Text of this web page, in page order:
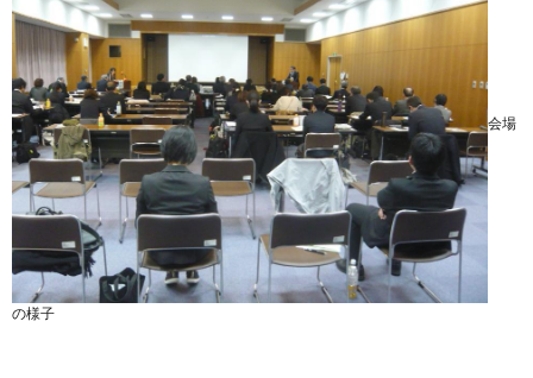
会場
の様子